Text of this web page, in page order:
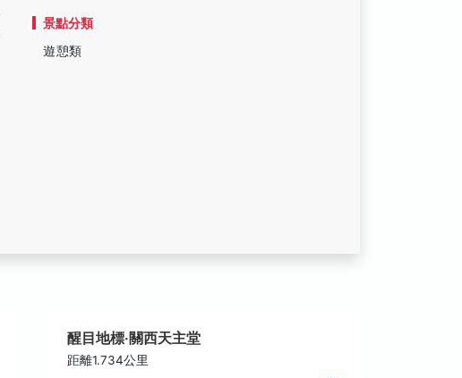
景點分類
遊憩類
醒目地標‧關西天主堂
距離1.734公里